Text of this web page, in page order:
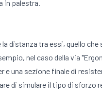
in palestra.
distanza tra essi, quello
nel caso della via
e una sezione finale di
di simulare il tipo di